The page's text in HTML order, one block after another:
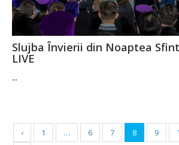
Slujba Învierii din Noaptea
LIVE
...
‹ 1 … 6 7 8 9